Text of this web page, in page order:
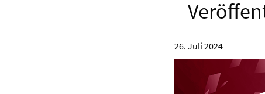
26. Juli 2024